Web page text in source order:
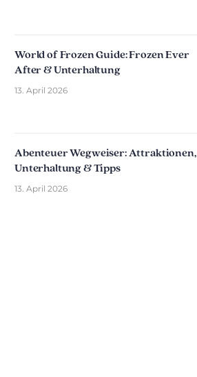
World of Frozen Guide: Frozen Ever
After & Unterhaltung
13. April 2026
Abenteuer Wegweiser: Attraktionen,
Unterhaltung & Tipps
13. April 2026